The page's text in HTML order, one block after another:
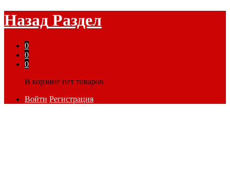
Назад Раздел
0
0
0
В корзине нет товаров
Войти Регистрация